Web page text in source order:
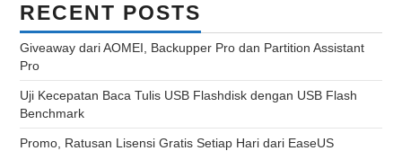
RECENT POSTS
Giveaway dari AOMEI, Backupper Pro dan Partition Assistant
Pro
Uji Kecepatan Baca Tulis USB Flashdisk dengan USB Flash
Benchmark
Promo, Ratusan Lisensi Gratis Setiap Hari dari EaseUS